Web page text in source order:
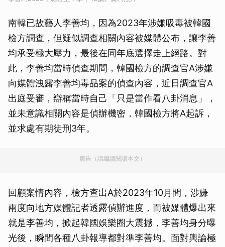
南韓已故藝人李善均，因為2023年涉嫌吸毒被韓國
檢方調查，但疑似調查相關內容被媒體公布，讓李善
均承受極大壓力，最後在同年底選擇走上絕路。對
此，李善均當時偵查期間，韓國檢方的調查官A涉嫌
向媒體洩露李善均毒品案的偵查內容，近日調查官A
出庭受審，辯稱當時自己「只是當作看八卦消息」，
並未意識相關內容是偵辦機密，韓國檢方將A起訴，
並求處有期徒刑3年。
廣告（請繼續閱讀本文）
回顧案情內容，檢方查出A於2023年10月間，涉嫌
兩度向地方媒體記者透露偵辦進度，而被媒體爆出來
就是李善均，掀起韓國娛樂圈大震撼，李善均身分曝
光後，瞬間各種八卦報導都對準李善均。面對輿論極